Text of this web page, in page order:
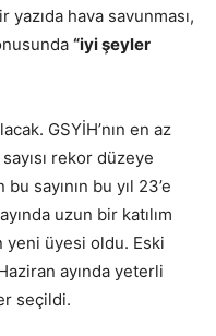
yazıda hava savunması,
“iyi şeyler
GSYİH’nın en az
rekor düzeye
sayının bu yıl 23’e
uzun bir katılım
yeni üyesi oldu. Eski
ayında yeterli
seçildi.